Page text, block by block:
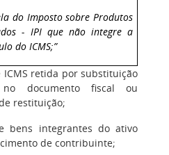
do Imposto sobre Produtos
- IPI que não integre a
do ICMS;”
ICMS retida por substituição
no documento fiscal ou
restituição;
bens integrantes do ativo
de contribuinte;